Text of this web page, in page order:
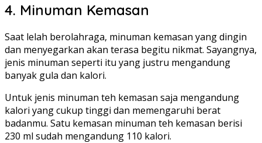
4. Minuman Kemasan
Saat lelah berolahraga, minuman kemasan yang dingin
dan menyegarkan akan terasa begitu nikmat. Sayangnya,
jenis minuman seperti itu yang justru mengandung
banyak gula dan kalori.
Untuk jenis minuman teh kemasan saja mengandung
kalori yang cukup tinggi dan memengaruhi berat
badanmu. Satu kemasan minuman teh kemasan berisi
230 ml sudah mengandung 110 kalori.